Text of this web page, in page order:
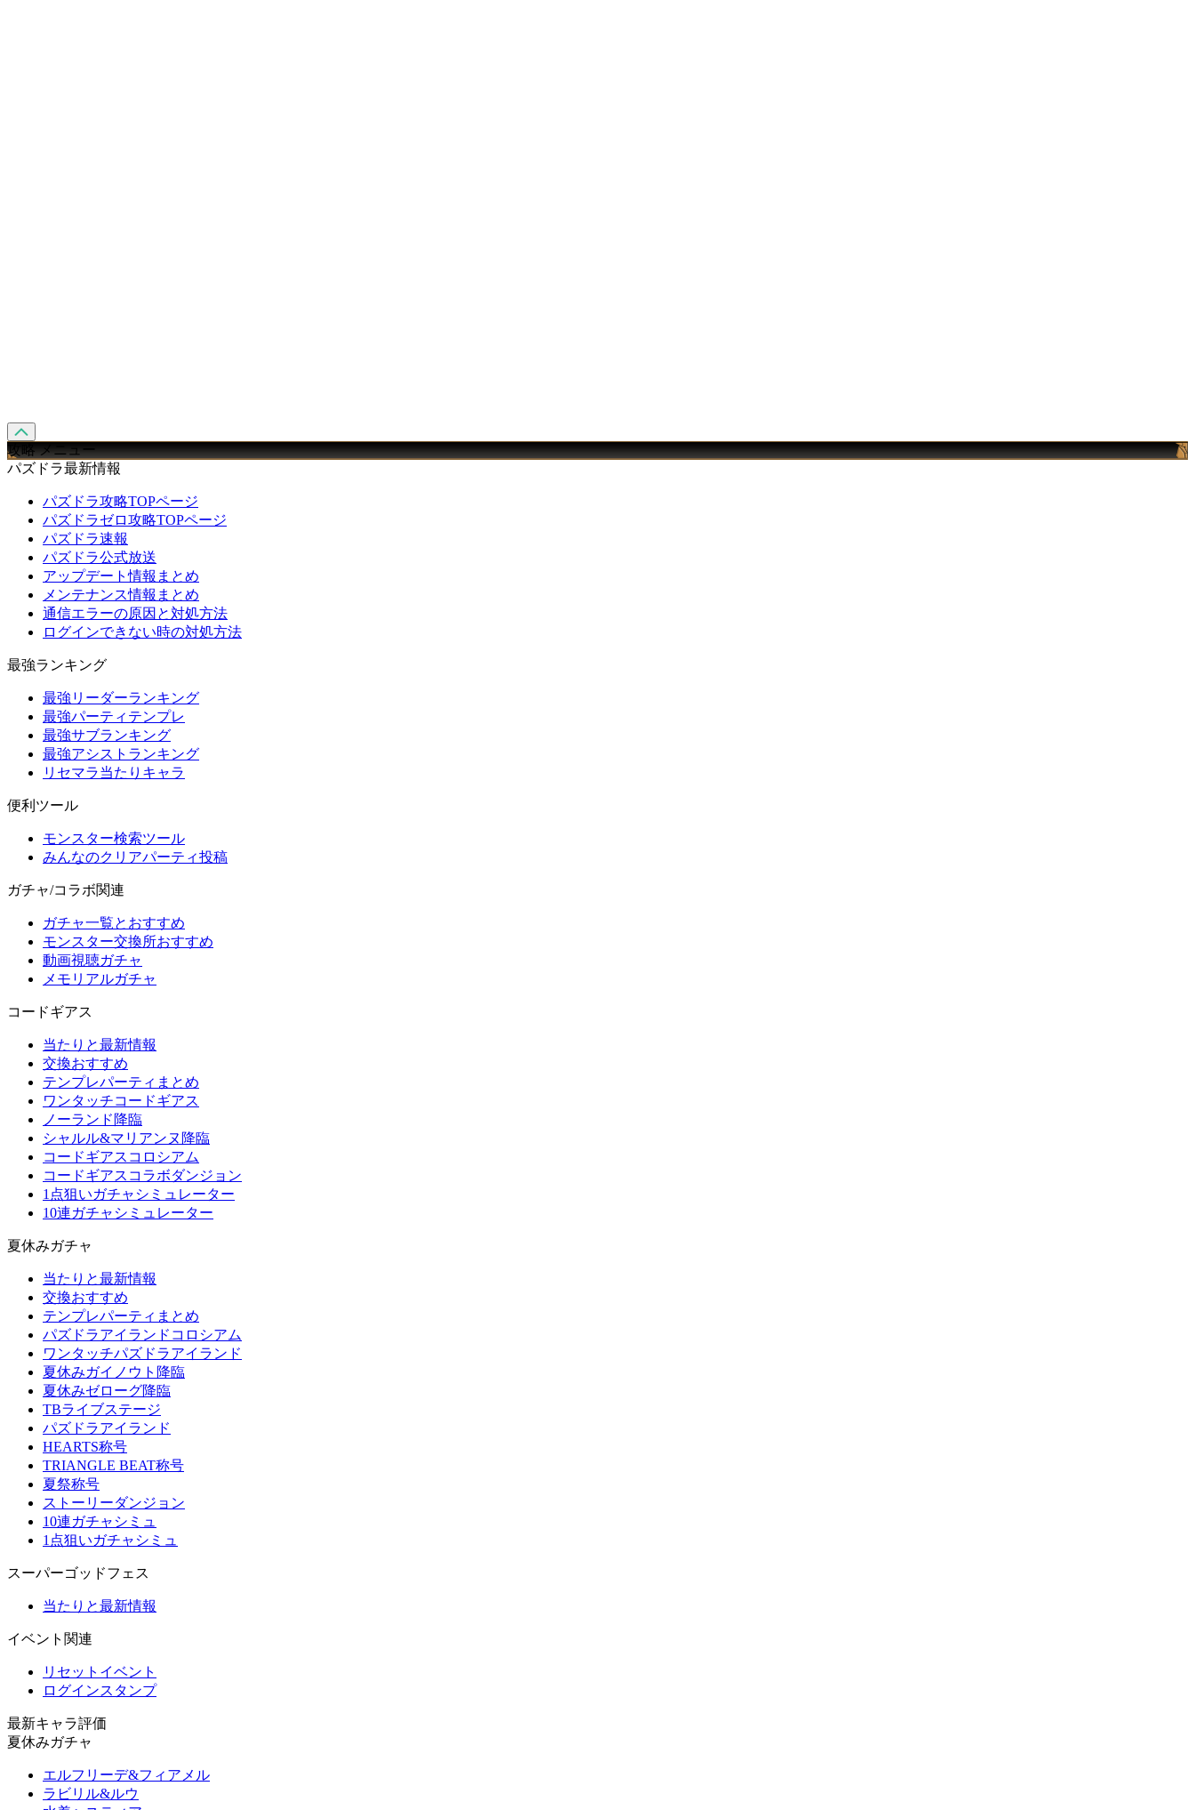
攻略 メニュー
パズドラ最新情報
パズドラ攻略TOPページ
パズドラゼロ攻略TOPページ
パズドラ速報
パズドラ公式放送
アップデート情報まとめ
メンテナンス情報まとめ
通信エラーの原因と対処方法
ログインできない時の対処方法
最強ランキング
最強リーダーランキング
最強パーティテンプレ
最強サブランキング
最強アシストランキング
リセマラ当たりキャラ
便利ツール
モンスター検索ツール
みんなのクリアパーティ投稿
ガチャ/コラボ関連
ガチャ一覧とおすすめ
モンスター交換所おすすめ
動画視聴ガチャ
メモリアルガチャ
コードギアス
当たりと最新情報
交換おすすめ
テンプレパーティまとめ
ワンタッチコードギアス
ノーランド降臨
シャルル&マリアンヌ降臨
コードギアスコロシアム
コードギアスコラボダンジョン
1点狙いガチャシミュレーター
10連ガチャシミュレーター
夏休みガチャ
当たりと最新情報
交換おすすめ
テンプレパーティまとめ
パズドラアイランドコロシアム
ワンタッチパズドラアイランド
夏休みガイノウト降臨
夏休みゼローグ降臨
TBライブステージ
パズドラアイランド
HEARTS称号
TRIANGLE BEAT称号
夏祭称号
ストーリーダンジョン
10連ガチャシミュ
1点狙いガチャシミュ
スーパーゴッドフェス
当たりと最新情報
イベント関連
リセットイベント
ログインスタンプ
最新キャラ評価
夏休みガチャ
エルフリーデ&フィアメル
ラビリル&ルウ